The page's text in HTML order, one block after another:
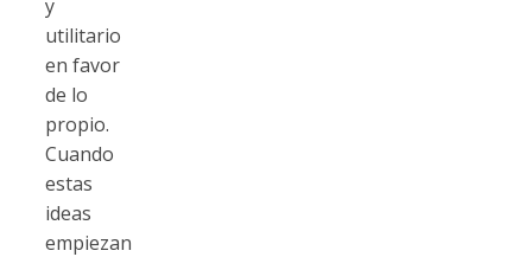
y
utilitario
en favor
de lo
propio.
Cuando
estas
ideas
empiezan